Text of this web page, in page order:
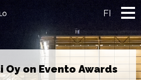
FI
Oy on Evento Awards